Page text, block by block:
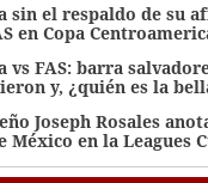
sin el respaldo de su
en Copa
vs FAS: barra
y, ¿quién es la
Joseph Rosales
México en la Leagues